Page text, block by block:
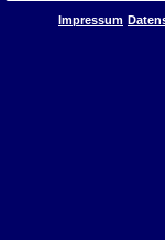
Impressum